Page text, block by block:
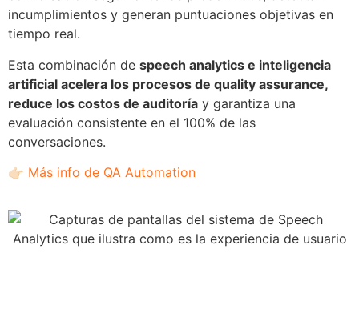
incumplimientos y generan puntuaciones objetivas en
tiempo real.
Esta combinación de speech analytics e inteligencia
artificial acelera los procesos de quality assurance,
reduce los costos de auditoría y garantiza una
evaluación consistente en el 100% de las
conversaciones.
👉🏻 Más info de QA Automation